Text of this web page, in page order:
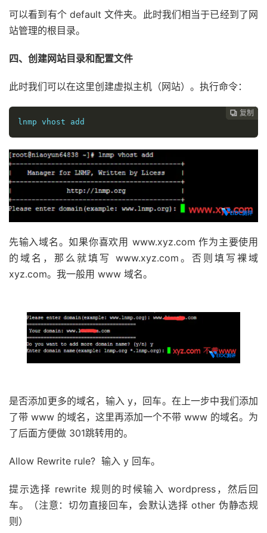
可以看到有个 default 文件夹。此时我们相当于已经到了网
站管理的根目录。
四、创建网站目录和配置文件
此时我们可以在这里创建虚拟主机（网站）。执行命令：
 复制
 复制
 复制
 复制
 复制
 复制
 复制
lnmp vhost add
先输入域名。如果你喜欢用 www.xyz.com 作为主要使用
的域名，那么就填写 www.xyz.com。否则填写裸域
xyz.com。我一般用 www 域名。
是否添加更多的域名，输入 y，回车。在上一步中我们添加
了带 www 的域名，这里再添加一个不带 www 的域名。为
了后面方便做 301跳转用的。
Allow Rewrite rule? 输入 y 回车。
提示选择 rewrite 规则的时候输入 wordpress，然后回
车。（注意：切勿直接回车，会默认选择 other 伪静态规
则）